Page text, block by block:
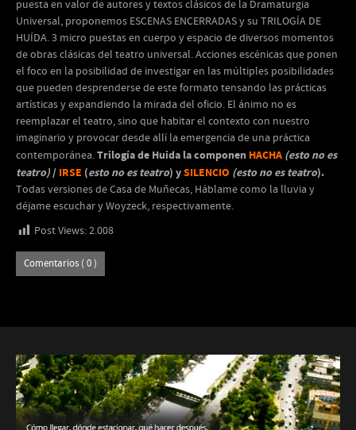
puesta en valor de autores y textos clásicos de la Dramaturgia
Universal, proponemos ESCENAS ENCERRADAS y su TRILOGÍA DE
HUÍDA. 3 micro puestas en cuerpo y espacio de diversos momentos
de obras clásicas del teatro universal. Acciones escénicas que ponen
el foco en la posibilidad de investigar en las múltiples posibilidades
que pueden desprenderse de este formato tensando las prácticas
artísticas y expandiendo la mirada del oficio. El ánimo no es
reemplazar el teatro, sino que habitar el contexto con nuestro
imaginario y provocar desde allí la emergencia de una práctica
contemporánea.Trilogía de Huida la componen HACHA (esto no es
teatro)/ IRSE (esto no es teatro) ySILENCIO (esto no es teatro).
Todas versiones de Casa de Muñecas, Háblame como la lluvia y
déjame escuchar y Woyzeck, respectivamente.
Post Views:2.008
Comentarios ( 0 )